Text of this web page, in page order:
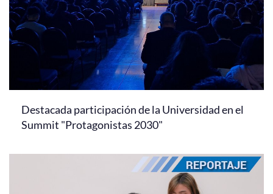
Destacada participación de la Universidad en el
Summit "Protagonistas 2030"